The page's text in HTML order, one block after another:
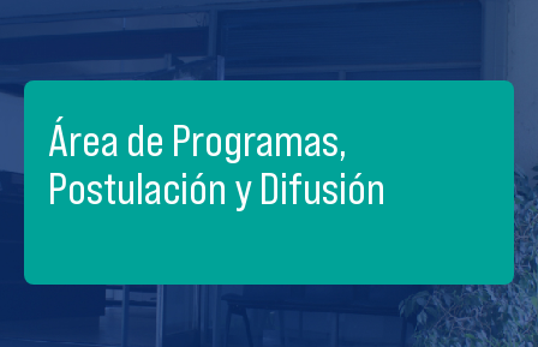
Área de Programas,
Postulación y Difusión